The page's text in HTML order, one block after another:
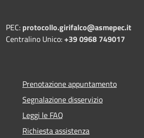
PEC: protocollo.girifalco@asmepec.it
Centralino Unico:+39 0968 749017
Prenotazione appuntamento
Segnalazione disservizio
Leggi le FAQ
Richiesta assistenza